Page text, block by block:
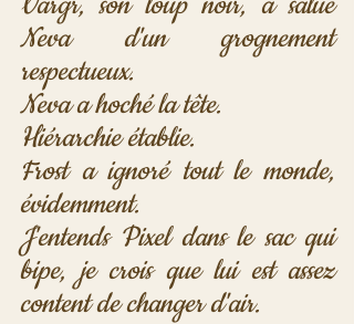
Neva d'un grognement
respectueux.
Neva a hoché la tête.
Hiérarchie établie.
Frost a ignoré tout le monde,
évidemment.
J'entends Pixel dans le sac qui
bipe, je crois que lui est assez
content de changer d'air.